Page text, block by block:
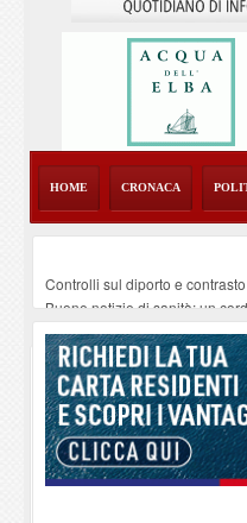
HOME CRONACA
Controlli sul diporto e
Buone notizie di sanità: un
Altiero Spinelli e Ursula
Capoliveri, potenziata la
Marina di Campo tra i porti